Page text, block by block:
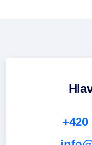
+420